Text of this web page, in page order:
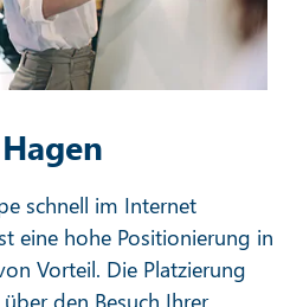
schnell im Internet
eine hohe Positionierung in
Vorteil. Die Platzierung
den Besuch Ihrer